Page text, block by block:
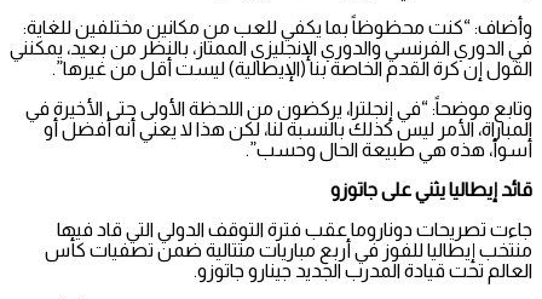
وأضاف: “كنت محظوظاً بما يكفي للعب من مكانين مختلفين للغاية:
في الدوري الفرنسي والدوري الإنجليزي الممتاز، بالنظر من بعيد، يمكنني
القول إن كرة القدم الخاصة بنا (الإيطالية) ليست أقل من غيرها”.
وتابع موضحاً: “في إنجلترا، يركضون من اللحظة الأولى حتى الأخيرة في
المباراة، الأمر ليس كذلك بالنسبة لنا، لكن هذا لا يعني أنه أفضل أو
أسوأ، هذه هي طبيعة الحال وحسب”.
قائد إيطاليا يثني على جاتوزو
جاءت تصريحات دوناروما عقب فترة التوقف الدولي التي قاد فيها
منتخب إيطاليا للفوز في أربع مباريات متتالية ضمن تصفيات كأس
العالم تحت قيادة المدرب الجديد جينارو جاتوزو.